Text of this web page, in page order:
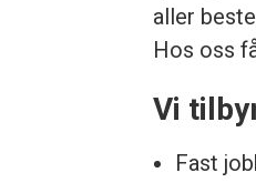
aller
Hos oss
Vi
Fast